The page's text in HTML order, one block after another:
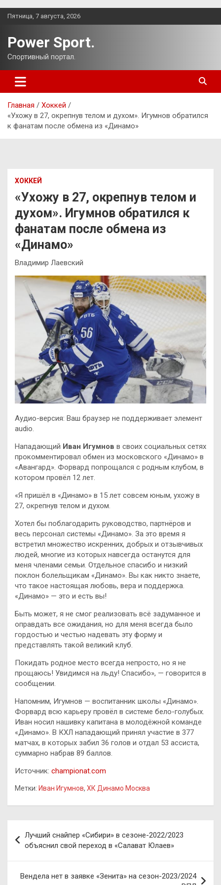
Перейти
Пятница, 7 августа, 2026
Power Sport.
Спортивный портал.
Главная
Хоккей
«Ухожу в 27, окрепнув телом и духом». Игумнов обратился
к фанатам после обмена из «Динамо»
ХОККЕЙ
«Ухожу в 27, окрепнув телом и
духом». Игумнов обратился к
фанатам после обмена из
«Динамо»
Владимир Лаевский
Аудио-версия: Ваш браузер не поддерживает элемент
audio.
Нападающий Иван Игумнов в своих социальных сетях
прокомментировал обмен из московского «Динамо» в
«Авангард». Форвард попрощался с родным клубом, в
котором провёл 12 лет.
«Я пришёл в «Динамо» в 15 лет совсем юным, ухожу в
27, окрепнув телом и духом.
Хотел бы поблагодарить руководство, партнёров и
весь персонал системы «Динамо». За это время я
встретил множество искренних, добрых и отзывчивых
людей, многие из которых навсегда останутся для
меня членами семьи. Отдельное спасибо и низкий
поклон болельщикам «Динамо». Вы как никто знаете,
что такое настоящая любовь, вера и поддержка.
«Динамо» — это и есть вы!
Быть может, я не смог реализовать всё задуманное и
оправдать все ожидания, но для меня всегда было
гордостью и честью надевать эту форму и
представлять такой великий клуб.
Покидать родное место всегда непросто, но я не
прощаюсь! Увидимся на льду! Спасибо», — говорится в
сообщении.
Напомним, Игумнов — воспитанник школы «Динамо».
Форвард всю карьеру провёл в системе бело-голубых.
Иван носил нашивку капитана в молодёжной команде
«Динамо». В КХЛ нападающий принял участие в 377
матчах, в которых забил 36 голов и отдал 53 ассиста,
суммарно набрав 89 баллов.
Источник: championat.com
Метки: Иван Игумнов, ХК Динамо Москва
по
записям
Лучший снайпер «Сибири» в сезоне-2022/2023
объяснил свой переход в «Салават Юлаев»
Вендела нет в заявке «Зенита» на сезон-2023/2024